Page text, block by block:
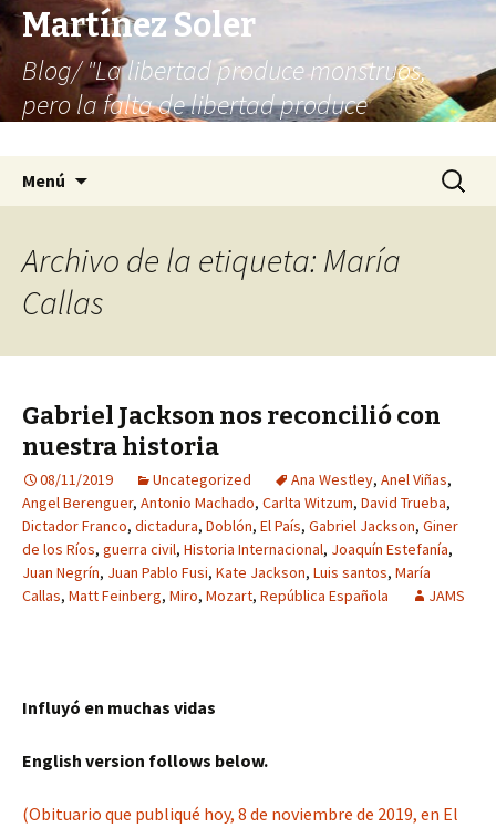
Martínez Soler
Blog/ "La libertad produce monstruos,
pero la falta de libertad produce
Menú Buscar:
Archivo de la etiqueta: María
Callas
Gabriel Jackson nos reconcilió con
nuestra historia
08/11/2019 Uncategorized Ana Westley, Anel Viñas,
Angel Berenguer, Antonio Machado, Carlta Witzum, David Trueba,
Dictador Franco, dictadura, Doblón, El País, Gabriel Jackson, Giner
de los Ríos, guerra civil, Historia Internacional, Joaquín Estefanía,
Juan Negrín, Juan Pablo Fusi, Kate Jackson, Luis santos, María
Callas, Matt Feinberg, Miro, Mozart, República Española JAMS
Influyó en muchas vidas
English version follows below.
(Obituario que publiqué hoy, 8 de noviembre de 2019, en El